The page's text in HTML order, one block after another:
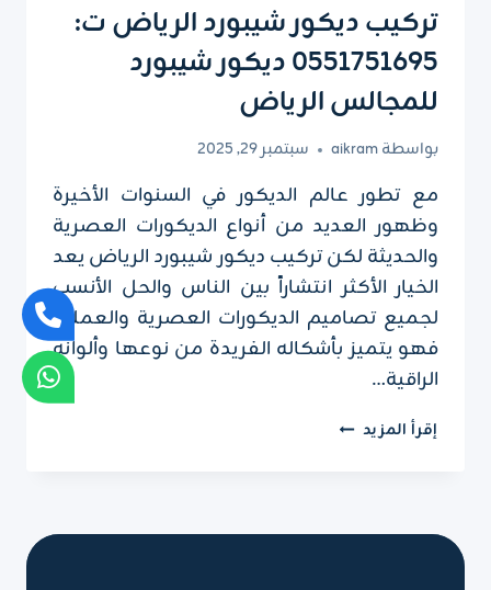
تركيب ديكور شيبورد الرياض ت:
0551751695 ديكور شيبورد
للمجالس الرياض
بواسطةaikram سبتمبر 29, 2025
مع تطور عالم الديكور في السنوات الأخيرة
وظهور العديد من أنواع الديكورات العصرية
والحديثة لكن تركيب ديكور شيبورد الرياض يعد
الخيار الأكثر انتشاراً بين الناس والحل الأنسب
لجميع تصاميم الديكورات العصرية والعملية
فهو يتميز بأشكاله الفريدة من نوعها وألوانه
الراقية…
إقرأ المزيد تركيب